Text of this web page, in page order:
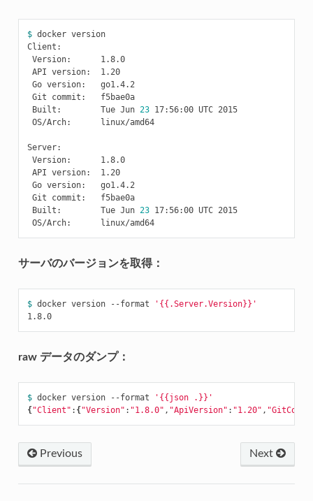
$ docker version
Client:
Version:      1.8.0
API version:  1.20
Go version:   go1.4.2
Git commit:   f5bae0a
Built:        Tue Jun 23 17:56:00 UTC 2015
OS/Arch:      linux/amd64
Server:
Version:      1.8.0
API version:  1.20
Go version:   go1.4.2
Git commit:   f5bae0a
Built:        Tue Jun 23 17:56:00 UTC 2015
OS/Arch:      linux/amd64
サーバのバージョンを取得：
$ docker version --format
'{{.Server.Version}}'
1.8.0
raw データのダンプ：
$ docker version --format
'{{json .}}'
{ "Client" : { "Version" : "1.8.0" , "ApiVersion" : "1.20" ,
Next
Previous